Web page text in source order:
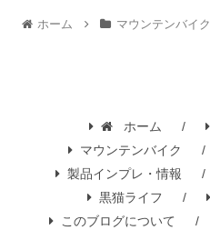
ホーム マウンテンバイク
ホーム
マウンテンバイク
製品インプレ・情報
黒猫ライフ
このブログについて